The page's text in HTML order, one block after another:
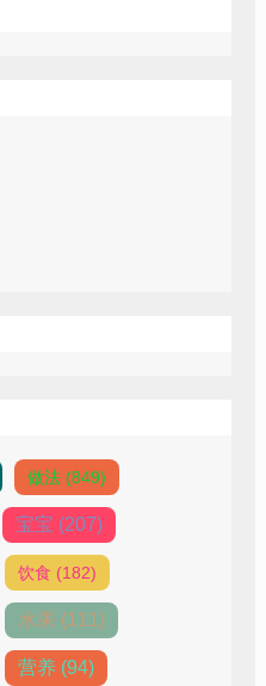
做法 (849)
宝宝 (207)
饮食 (182)
水果 (111)
营养 (94)